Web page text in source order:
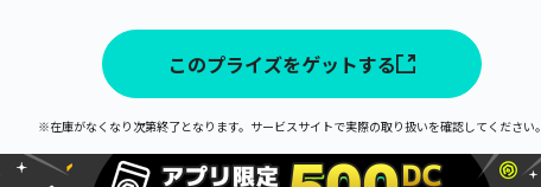
このプライズをゲットする
※在庫がなくなり次第終了となります。サービスサイトで実際の取り扱いを確認してください。